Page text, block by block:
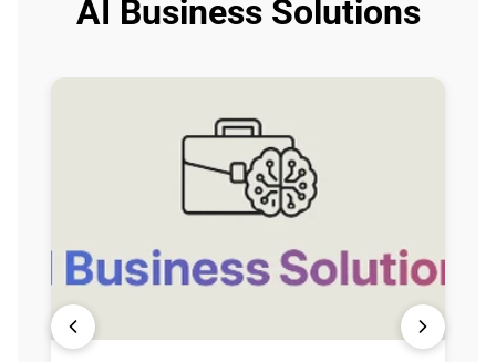
AI Business Solutions